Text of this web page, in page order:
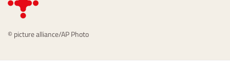
© picture alliance/AP Photo